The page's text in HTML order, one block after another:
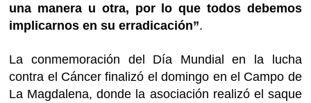
una manera u otra, por lo que todos debemos
implicarnos en su erradicación”.
La conmemoración del Día Mundial en la lucha
contra el Cáncer finalizó el domingo en el Campo de
La Magdalena, donde la asociación realizó el saque